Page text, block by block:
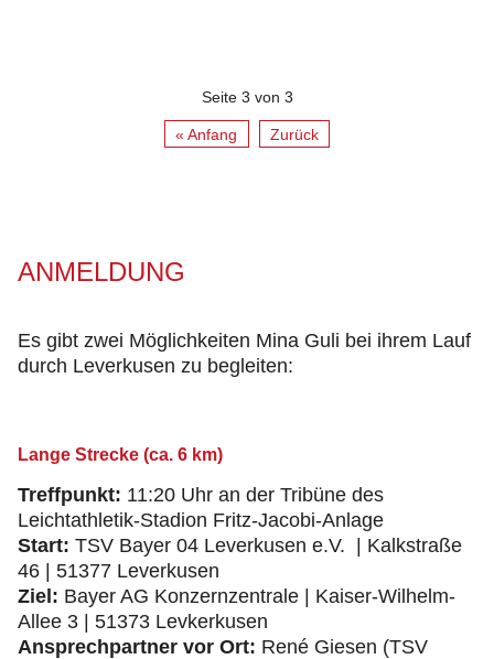
Seite 3 von 3
« Anfang Zurück
ANMELDUNG
Es gibt zwei Möglichkeiten Mina Guli bei ihrem Lauf
durch Leverkusen zu begleiten:
Lange Strecke (ca. 6 km)
Treffpunkt: 11:20 Uhr an der Tribüne des
Leichtathletik-Stadion Fritz-Jacobi-Anlage
Start: TSV Bayer 04 Leverkusen e.V. | Kalkstraße
46 | 51377 Leverkusen
Ziel: Bayer AG Konzernzentrale | Kaiser-Wilhelm-
Allee 3 | 51373 Levkerkusen
Ansprechpartner vor Ort: René Giesen (TSV